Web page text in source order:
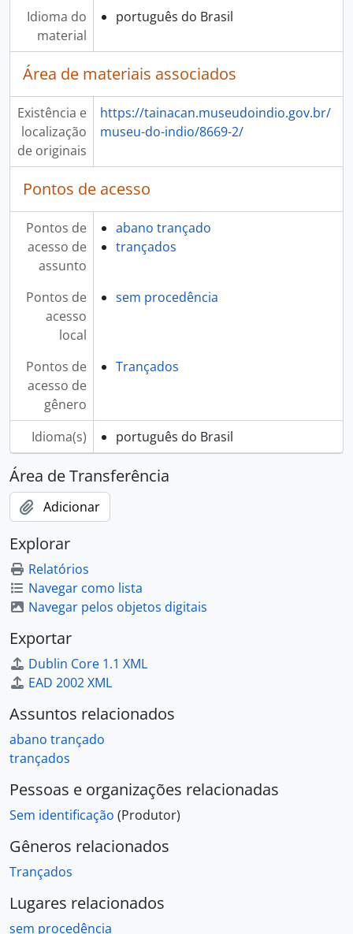
Idioma do
material
português do Brasil
Área de materiais associados
Existência e
localização
de originais
https://tainacan.museudoindio.gov.br/
museu-do-indio/8669-2/
Pontos de acesso
Pontos de
acesso de
assunto
abano trançado
trançados
Pontos de
acesso
local
sem procedência
Pontos de
acesso de
gênero
Trançados
Idioma(s) português do Brasil
Área de Transferência
Adicionar
Explorar
Relatórios
Navegar como lista
Navegar pelos objetos digitais
Exportar
Dublin Core 1.1 XML
EAD 2002 XML
Assuntos relacionados
abano trançado
trançados
Pessoas e organizações relacionadas
Sem identificação (Produtor)
Gêneros relacionados
Trançados
Lugares relacionados
sem procedência